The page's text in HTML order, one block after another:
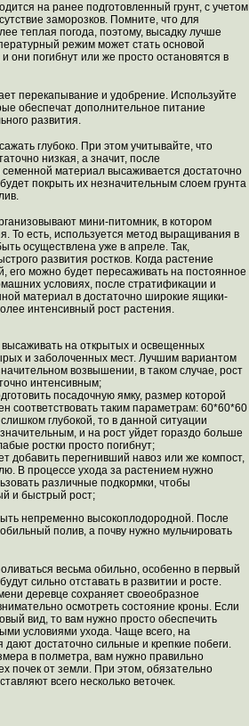
на ранее подготовленный грунт, с учетом
заморозков. Помните, что для
теплая погода, поэтому, высадку лучше
режим может стать основой
они погибнут или же просто остановятся в
перекапывание и удобрение. Используйте
обеспечат дополнительное питание
развития.
глубоко. При этом учитывайте, что
низкая, а значит, после
семенной материал высаживается достаточно
покрыть их незначительным слоем грунта
мини-питомник, в котором
То есть, используется метод выращивания в
осуществлена уже в апреле. Так,
развития ростков. Когда растение
его можно будет пересаживать на постоянное
условиях, после стратификации и
материал в достаточно широкие ящики-
интенсивный рост растения.
высаживать на открытых и освещенных
и заболоченных мест. Лучшим вариантом
возвышении, в таком случае, рост
интенсивным;
посадочную ямку, размер которой
соответствовать таким параметрам: 60*60*60
глубокой, то в данной ситуации
и на рост уйдет гораздо больше
ростки просто погибнут;
добавить перегнивший навоз или же компост,
В процессе ухода за растением нужно
различные подкормки, чтобы
и быстрый рост;
непременно высокоплодородной. После
полив, а почву нужно мульчировать
весьма обильно, особенно в первый
сильно отставать в развитии и росте.
деревце сохраняет своеобразное
осмотреть состояние кроны. Если
вид, то вам нужно просто обеспечить
условиями ухода. Чаще всего, на
достаточно сильные и крепкие побеги.
в полметра, вам нужно правильно
почек от земли. При этом, обязательно
всего несколько веточек.